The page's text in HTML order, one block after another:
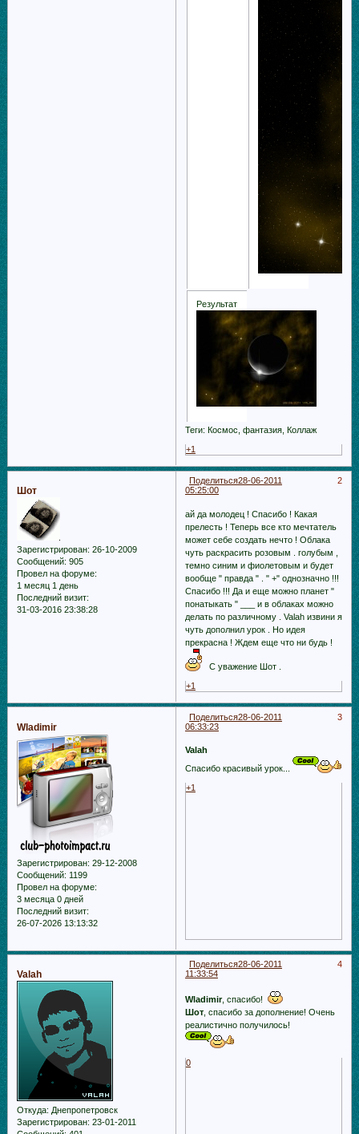
Результат
Теги: Космос, фантазия, Коллаж
+1
Поделиться 2
28-06-2011
05:25:00
Шот
Зарегистрирован: 26-10-2009
Сообщений: 905
Провел на форуме:
1 месяц 1 день
Последний визит:
31-03-2016 23:38:28
ай да молодец ! Спасибо ! Какая
прелесть ! Теперь все кто мечтатель
может себе создать нечто ! Облака
чуть раскрасить розовым . голубым ,
темно синим и фиолетовым и будет
вообще " правда " . " +" однозначно !!!
Спасибо !!! Да и еще можно планет "
понатыкать " ___ и в облаках можно
делать по различному . Valah извини я
чуть дополнил урок . Но идея
прекрасна ! Ждем еще что ни будь !
С уважение Шот .
+1
Поделиться 3
28-06-2011
06:33:23
Wladimir
Зарегистрирован: 29-12-2008
Сообщений: 1199
Провел на форуме:
3 месяца 0 дней
Последний визит:
26-07-2026 13:13:32
Valah
Спасибо красивый урок...
+1
Поделиться 4
28-06-2011
11:33:54
Valah
Откуда: Днепропетровск
Зарегистрирован: 23-01-2011
Wladimir, спасибо!
Шот, спасибо за дополнение! Очень
реалистично получилось!
0